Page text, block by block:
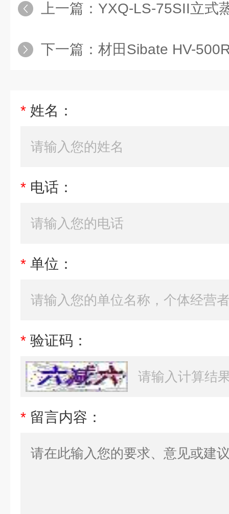
上一篇： YXQ-LS-75SII立式
下一篇： 材田Sibate HV-
* 姓名：
* 电话：
* 单位：
* 验证码：
* 留言内容：